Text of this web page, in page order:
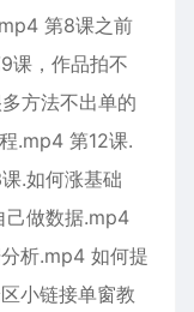
第8课之前
课，作品拍不
方法不出单的
.mp4 第12课.
.如何涨基础
己做数据.mp4
析.mp4 如何提
小链接单窗教